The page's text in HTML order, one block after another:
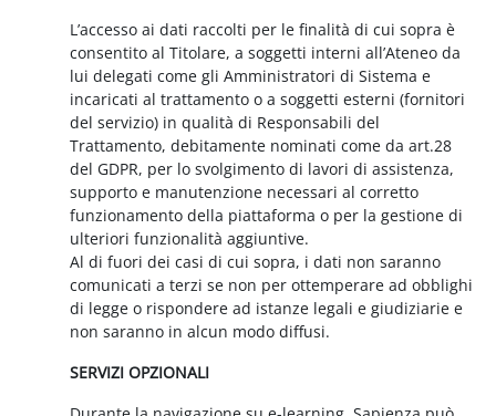
L’accesso ai dati raccolti per le finalità di cui sopra è
consentito al Titolare, a soggetti interni all’Ateneo da
lui delegati come gli Amministratori di Sistema e
incaricati al trattamento o a soggetti esterni (fornitori
del servizio) in qualità di Responsabili del
Trattamento, debitamente nominati come da art.28
del GDPR, per lo svolgimento di lavori di assistenza,
supporto e manutenzione necessari al corretto
funzionamento della piattaforma o per la gestione di
ulteriori funzionalità aggiuntive.
Al di fuori dei casi di cui sopra, i dati non saranno
comunicati a terzi se non per ottemperare ad obblighi
di legge o rispondere ad istanze legali e giudiziarie e
non saranno in alcun modo diffusi.
SERVIZI OPZIONALI